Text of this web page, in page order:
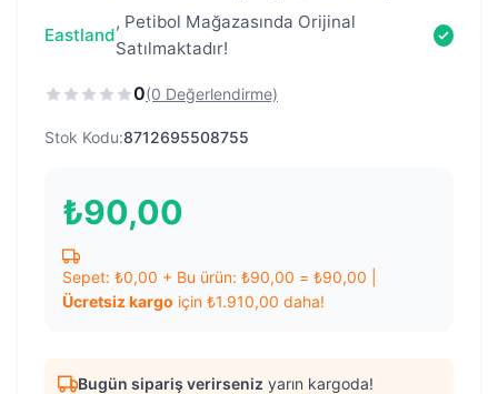
Eastland
, Petibol Mağazasında Orijinal
Satılmaktadır!
0(0 Değerlendirme)
Stok Kodu:8712695508755
₺90,00
Sepet: ₺0,00 + Bu ürün: ₺90,00 = ₺90,00
Ücretsiz kargo için ₺1.910,00 daha!
Bugün sipariş verirseniz yarın kargoda!